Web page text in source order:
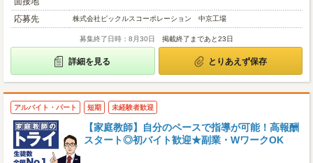
応募先
株式会社ピックルスコーポレーション 中京工場
募集終了日時：8月30日 掲載終了まであと23日
詳細を見る とりあえず保存
アルバイト・パート 短期 未経験者歓迎
【家庭教師】自分のペースで指導が可能！高報酬
スタート◎初バイト歓迎★副業・WワークOK